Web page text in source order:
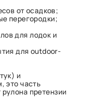
от осадков;
перегородки;
для лодок и
для outdoor-
и
это часть
претензии